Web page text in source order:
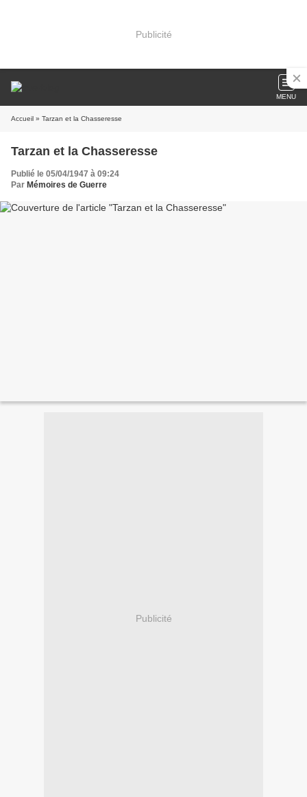
Publicité
MENU
Accueil » Tarzan et la Chasseresse
Tarzan et la Chasseresse
Publié le 05/04/1947 à 09:24
Par Mémoires de Guerre
Publicité